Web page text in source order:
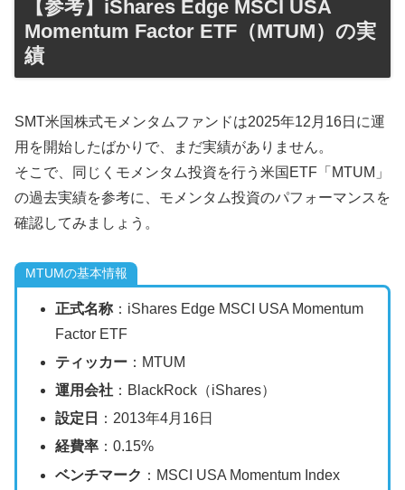
【参考】iShares Edge MSCI USA
Momentum Factor ETF（MTUM）の実
績
SMT米国株式モメンタムファンドは2025年12月16日に運
用を開始したばかりで、まだ実績がありません。
そこで、同じくモメンタム投資を行う米国ETF「MTUM」
の過去実績を参考に、モメンタム投資のパフォーマンスを
確認してみましょう。
MTUMの基本情報
正式名称：iShares Edge MSCI USA Momentum
Factor ETF
ティッカー：MTUM
運用会社：BlackRock（iShares）
設定日
：2013年4月16日
経費率：0.15%
ベンチマーク ：MSCI USA Momentum Index